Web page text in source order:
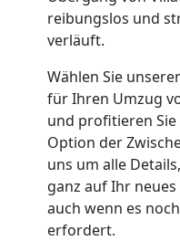
reibungslos und
verläuft.
Wählen Sie
für Ihren Umzug
und profitieren
Option der
uns um alle
ganz auf Ihr
auch wenn es
erfordert.